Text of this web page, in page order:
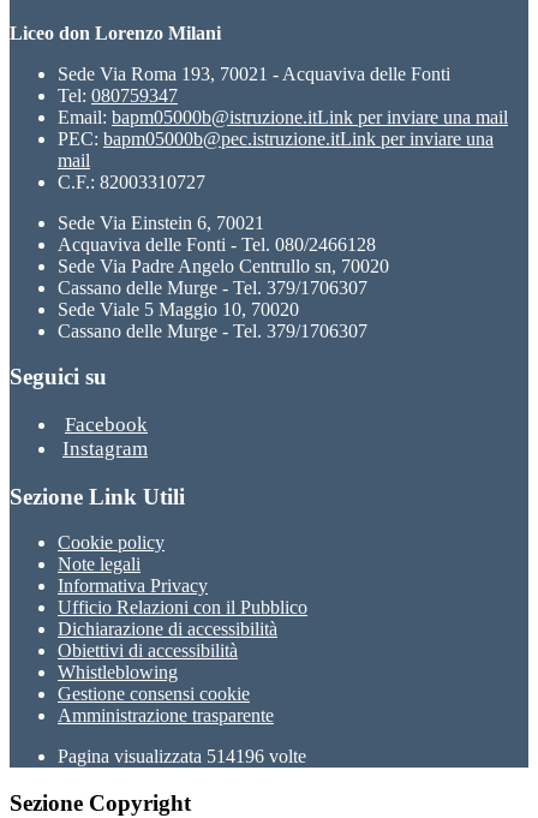
Liceo don Lorenzo Milani
Sede Via Roma 193, 70021 - Acquaviva delle Fonti
Tel: 080759347
Email: bapm05000b@istruzione.itLink per inviare una mail
PEC: bapm05000b@pec.istruzione.itLink per inviare una
mail
C.F.: 82003310727
Sede Via Einstein 6, 70021
Acquaviva delle Fonti - Tel. 080/2466128
Sede Via Padre Angelo Centrullo sn, 70020
Cassano delle Murge - Tel. 379/1706307
Sede Viale 5 Maggio 10, 70020
Cassano delle Murge - Tel. 379/1706307
Seguici su
Facebook
Instagram
Sezione Link Utili
Cookie policy
Note legali
Informativa Privacy
Ufficio Relazioni con il Pubblico
Dichiarazione di accessibilità
Obiettivi di accessibilità
Whistleblowing
Gestione consensi cookie
Amministrazione trasparente
Pagina visualizzata 514196 volte
Sezione Copyright